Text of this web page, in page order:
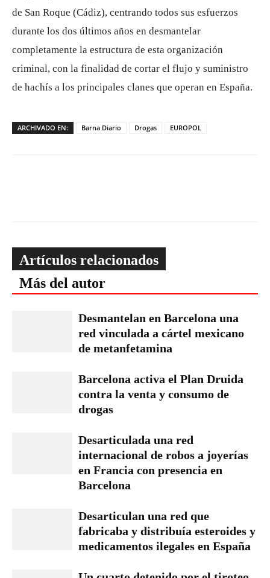
de San Roque (Cádiz), centrando todos sus esfuerzos
durante los dos últimos años en desmantelar
completamente la estructura de esta organización
criminal, con la finalidad de cortar el flujo y suministro
de hachís a los principales clanes que operan en España.
ARCHIVADO EN: Barna Diario Drogas EUROPOL
Artículos relacionados
Más del autor
Desmantelan en Barcelona una
red vinculada a cártel mexicano
de metanfetamina
Barcelona activa el Plan Druida
contra la venta y consumo de
drogas
Desarticulada una red
internacional de robos a joyerías
en Francia con presencia en
Barcelona
Desarticulan una red que
fabricaba y distribuía esteroides y
medicamentos ilegales en España